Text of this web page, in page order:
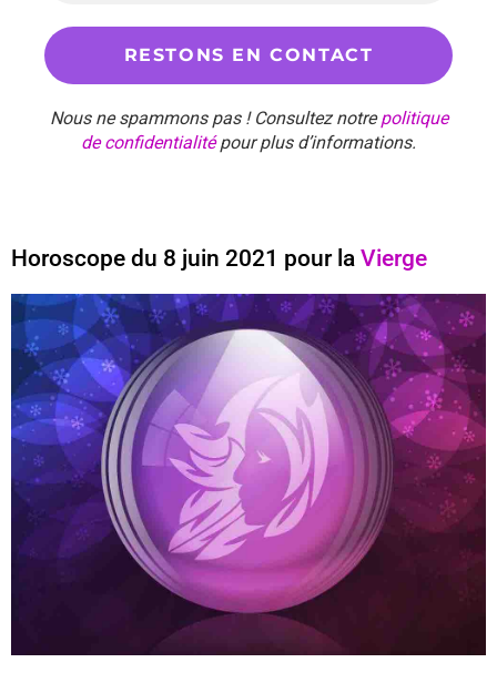
Nous ne spammons pas ! Consultez notrepolitique
de confidentialitépour plus d’informations.
Horoscope du 8 juin 2021 pour la Vierge